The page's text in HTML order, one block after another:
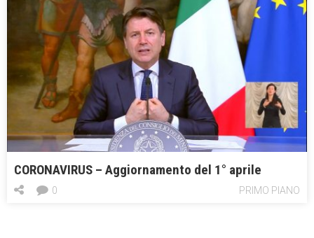
CORONAVIRUS – Aggiornamento del 1° aprile
PRIMO PIANO
0